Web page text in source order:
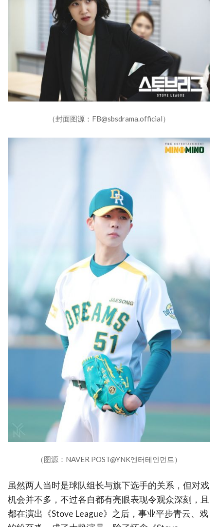
（封面图源：FB@sbsdrama.official）
（图源：NAVER POST@YNK엔터테인먼트）
虽然两人当时是球队组长与旗下选手的关系，但对戏
机会并不多，不过各自都有亮眼表现令观众深刻，且
都在演出《Stove League》之后，事业平步青云、戏